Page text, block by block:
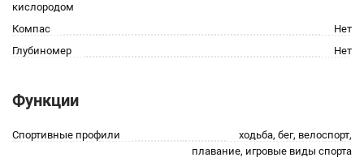
кислородом
Компас
Нет
Глубиномер
Нет
Функции
Спортивные профили
xодьба, бег, велоспорт,
плавание, игровые виды спорта